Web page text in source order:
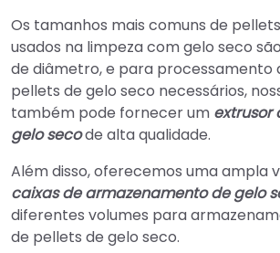
Os tamanhos mais comuns de
usados na limpeza com gelo seco
de diâmetro, e para processamento
pellets de gelo seco necessários,
também pode fornecer um extrusor
gelo secode alta qualidade.
Além disso, oferecemos uma ampla
caixas de armazenamento de gelo
diferentes volumes para
de pellets de gelo seco.
Korean
Japanese
Vietnamese
Indonesian
Turkish
Swahili
Urdu